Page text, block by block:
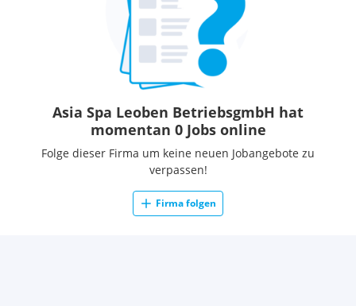
Asia Spa Leoben BetriebsgmbH hat
momentan 0 Jobs online
Folge dieser Firma um keine neuen Jobangebote zu
verpassen!
Firma folgen